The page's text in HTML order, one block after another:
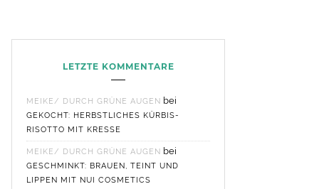
LETZTE KOMMENTARE
MEIKE/ DURCH GRÜNE AUGEN bei
GEKOCHT: HERBSTLICHES KÜRBIS-
RISOTTO MIT KRESSE
MEIKE/ DURCH GRÜNE AUGEN bei
GESCHMINKT: BRAUEN, TEINT UND
LIPPEN MIT NUI COSMETICS